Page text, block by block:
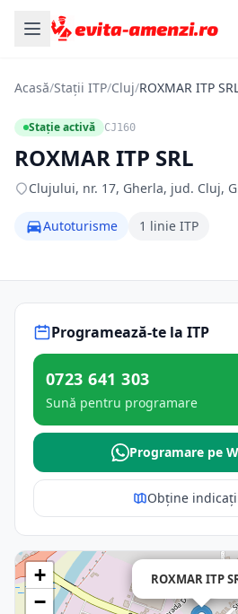
Acasă/Stații ITP/Cluj/ROXMAR ITP
Stație activă CJ160
ROXMAR ITP SRL
Clujului, nr. 17, Gherla, jud. Cluj,
Autoturisme 1 linie ITP
Programează-te la ITP
0723 641 303
Sună pentru programare
Programare pe
Obține
ROXMAR ITP
+
−